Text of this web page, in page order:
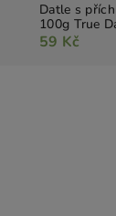
Datle s
100g True
59 Kč